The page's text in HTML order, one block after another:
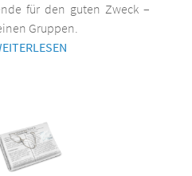
für den guten Zweck –
Gruppen.